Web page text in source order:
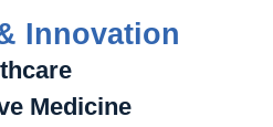
Innovation
Medicine